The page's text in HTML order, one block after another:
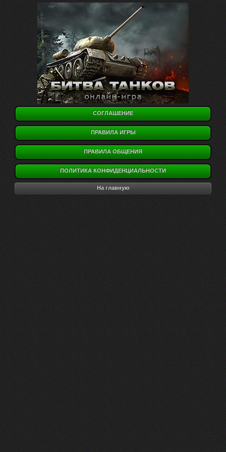
СОГЛАШЕНИЕ
ПРАВИЛА ИГРЫ
ПРАВИЛА ОБЩЕНИЯ
ПОЛИТИКА КОНФИДЕНЦИАЛЬНОСТИ
На главную